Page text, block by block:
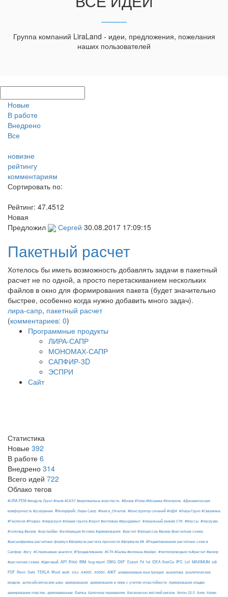
Группа компаний LiraLand - идеи, предложения, пожелания
наших пользователей
Новые
В работе
Внедрено
Все
новизне
рейтингу
комментариям
Сортировать по:
Рейтинг: 47.4512
Новая
Предложил
Сергей 30.08.2017 17:09:15
Пакетный расчет
Хотелось бы иметь возможность добавлять задачи в пакетный
расчет не по одной, а просто перетаскиванием нескольких
файлов в окно для формирования пакета (будет значительно
быстрее, особенно когда нужно добавить много задач).
лира-сапр, пакетный расчет
(комментариев: 0)
Программные продукты
ЛИРА-САПР
МОНОМАХ-САПР
САПФИР-3D
ЭСПРИ
Сайт
Статистика
Новые 392
В работе 6
Внедрено 314
Всего идей 722
Облако тегов
#LIRA-FEM #модуль Ґрунт #паля #СЕ57 #вертикальна жорсткість #Визор #Узлы #Мозаика #Контроль #Динамическая
комфортность #ускорение #Интерфейс Лиры Сапр #Книга_Отчетов #Конструктор сечений #НДМ #Лира-Грунт #Скважина
#Геология #Разрез #лирагрунт #объем грунта #грунт #котлован #фундамент #локальный режим СТК #Массы #Нагрузки
#гололед #визор #настройки #огибающая #схема #армирования #расчет #процессор #визор #расчетная схема
#расшифровка расчетных формул #формула расчета прочности #формула ## #Редактирование расчётных схем в
Сапфир #рсу #Стержневые аналоги; #Продавливание #СТК #балка #колонна #ребро #теплопроводность#расчет #визор
#расчетная схема #Шаговый API B500 BIM bug report DWG DXF Export Fd hd IDEA StatiCa IFC Lef MAXIMUM odt
PDF Revit Safe TEKLA Word work xlsx А400С А500С АЖТ алюминиевые конструкции аналитика аналитическая
модель антисейсмические швы армирование армирование в лире с учетом огнестойкости Армирование кладки
армирование пластин армокаменные балка балочное перекрытие Бесконечно жёсткий ригель бетон 22.5 блок блоки